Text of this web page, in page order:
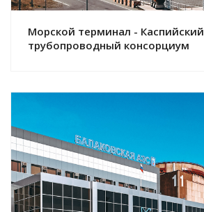
Морской терминал - Каспийский
трубопроводный консорциум
Смотреть проект